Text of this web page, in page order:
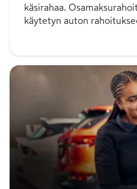
käsirahaa.
käytetyn auton